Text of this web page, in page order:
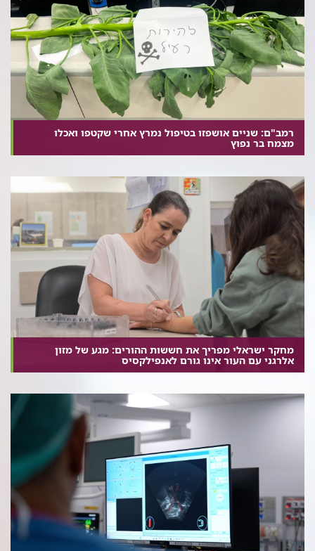
רמב"ם: שניים אושפזו בטיפול נמרץ אחרי שקטפו ואכלו
מצמח בר נפוץ
מחקר ישראלי מפריך את חששות ההורים: מגע של מזון
אלרגני עם העור אינו גורם לאנפילקסיס